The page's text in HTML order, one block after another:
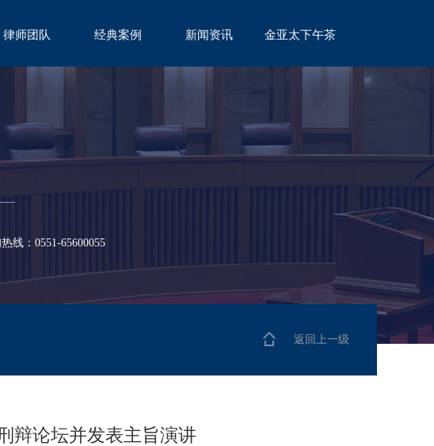
律师团队
TEAM
经典案例
CASE
新闻资讯
NEWS
金亚太下午茶
TEA
线：0551-65600055
返回上一级
辩论坛并发表主旨演讲